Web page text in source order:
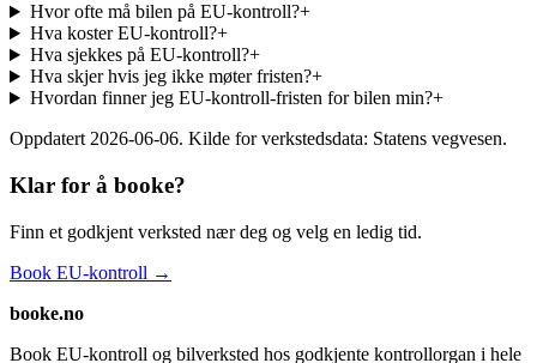
Hvor ofte må bilen på EU-kontroll?+
Hva koster EU-kontroll?+
Hva sjekkes på EU-kontroll?+
Hva skjer hvis jeg ikke møter fristen?+
Hvordan finner jeg EU-kontroll-fristen for bilen min?+
Oppdatert 2026-06-06. Kilde for verkstedsdata: Statens vegvesen.
Klar for å booke?
Finn et godkjent verksted nær deg og velg en ledig tid.
Book EU-kontroll →
booke.no
Book EU-kontroll og bilverksted hos godkjente kontrollorgan i hele